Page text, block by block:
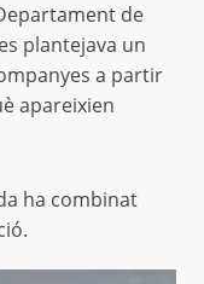
de
plantejava un
a partir
apareixien
ha combinat